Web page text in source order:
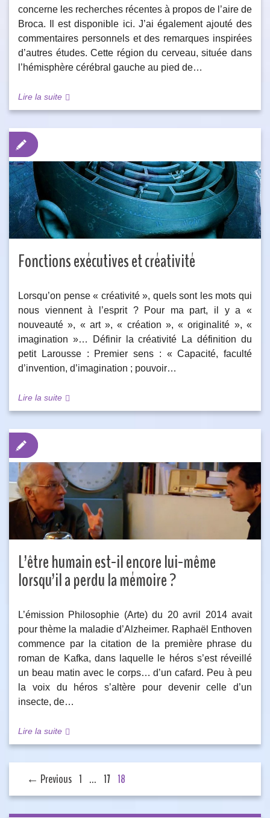
concerne les recherches récentes à propos de l’aire de
Broca. Il est disponible ici. J’ai également ajouté des
commentaires personnels et des remarques inspirées
d’autres études. Cette région du cerveau, située dans
l’hémisphère cérébral gauche au pied de…
Lire la suite
Fonctions exécutives et créativité
Lorsqu’on pense « créativité », quels sont les mots qui
nous viennent à l’esprit ? Pour ma part, il y a «
nouveauté », « art », « création », « originalité », «
imagination »… Définir la créativité La définition du
petit Larousse : Premier sens : « Capacité, faculté
d’invention, d’imagination ; pouvoir…
Lire la suite
L’être humain est-il encore lui-même
lorsqu’il a perdu la mémoire ?
L’émission Philosophie (Arte) du 20 avril 2014 avait
pour thème la maladie d’Alzheimer. Raphaël Enthoven
commence par la citation de la première phrase du
roman de Kafka, dans laquelle le héros s’est réveillé
un beau matin avec le corps… d’un cafard. Peu à peu
la voix du héros s’altère pour devenir celle d’un
insecte, de…
Lire la suite
← Previous 1 … 17 18